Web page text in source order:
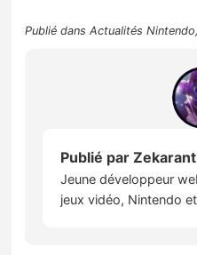
Publié dansActualités Nintendo,
Publié parZekarant
Jeune développeur
jeux vidéo, Nintendo